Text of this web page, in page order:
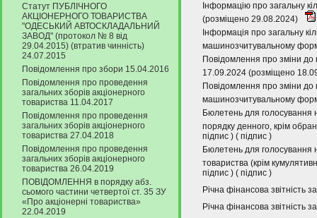
Статут ПУБЛІЧНОГО
АКЦІОНЕРНОГО ТОВАРИСТВА
"ОДЕСЬКИЙ АВТОСКЛАДАЛЬНИЙ
ЗАВОД" (протокол № 8 від
29.04.2015) (втратив чинність)
24.07.2015
Повідомлення про збори 15.04.2016
Повідомлення про проведення
загальних зборів акціонерного
товариства 11.04.2017
Повідомлення про проведення
загальних зборів акціонерного
товариства 27.04.2018
Повідомлення про проведення
загальних зборів акціонерного
товариства 26.04.2019
ПОВІДОМЛЕННЯ в порядку абз.
сьомого частини четвертої ст. 35 ЗУ
«Про акціонерні товариства»
22.04.2019
Інформацію про загальну
(розміщено 29.08.2024)
Інформація про загальну
машинозчитувальному
Повідомлення про зміни до
17.09.2024 (розміщено
Повідомлення про зміни до
машинозчитувальному
Бюлетень для голосування
порядку денного, крім
підпис ) ( підпис )
Бюлетень для голосування
товариства (крім
підпис ) ( підпис )
Річна фінансова звітність
Річна фінансова звітність